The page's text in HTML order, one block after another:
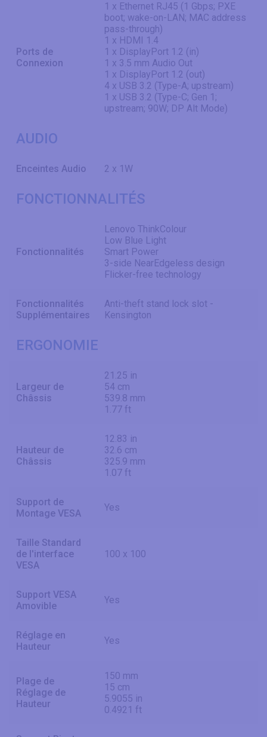
Ports de
Connexion
1 x Ethernet RJ45 (1 Gbps; PXE
boot; wake-on-LAN; MAC address
pass-through)
1 x HDMI 1.4
1 x DisplayPort 1.2 (in)
1 x 3.5 mm Audio Out
1 x DisplayPort 1.2 (out)
4 x USB 3.2 (Type-A; upstream)
1 x USB 3.2 (Type-C; Gen 1;
upstream; 90W; DP Alt Mode)
AUDIO
Enceintes Audio 2 x 1W
FONCTIONNALITÉS
Fonctionnalités
Lenovo ThinkColour
Low Blue Light
Smart Power
3-side NearEdgeless design
Flicker-free technology
Fonctionnalités
Supplémentaires
Anti-theft stand lock slot -
Kensington
ERGONOMIE
Largeur de
Châssis
21.25 in
54 cm
539.8 mm
1.77 ft
Hauteur de
Châssis
12.83 in
32.6 cm
325.9 mm
1.07 ft
Support de
Montage VESA
Yes
Taille Standard
de l'interface
VESA
100 x 100
Support VESA
Amovible
Yes
Réglage en
Hauteur
Yes
Plage de
Réglage de
Hauteur
150 mm
15 cm
5.9055 in
0.4921 ft